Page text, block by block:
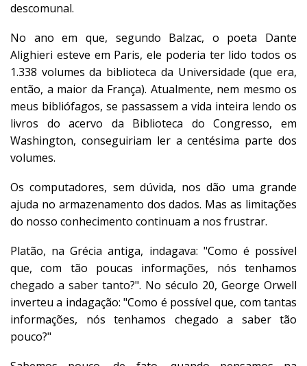
descomunal.
No ano em que, segundo Balzac, o poeta Dante
Alighieri esteve em Paris, ele poderia ter lido todos os
1.338 volumes da biblioteca da Universidade (que era,
então, a maior da França). Atualmente, nem mesmo os
meus bibliófagos, se passassem a vida inteira lendo os
livros do acervo da Biblioteca do Congresso, em
Washington, conseguiriam ler a centésima parte dos
volumes.
Os computadores, sem dúvida, nos dão uma grande
ajuda no armazenamento dos dados. Mas as limitações
do nosso conhecimento continuam a nos frustrar.
Platão, na Grécia antiga, indagava: "Como é possível
que, com tão poucas informações, nós tenhamos
chegado a saber tanto?". No século 20, George Orwell
inverteu a indagação: "Como é possível que, com tantas
informações, nós tenhamos chegado a saber tão
pouco?"